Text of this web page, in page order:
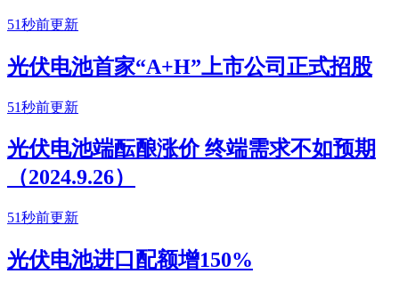
51秒前更新
光伏电池首家“A+H”上市公司正式招股
51秒前更新
光伏电池端酝酿涨价 终端需求不如预期
（2024.9.26）
51秒前更新
光伏电池进口配额增150%